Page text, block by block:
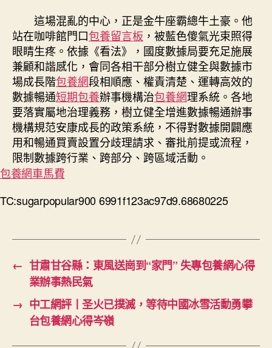
這場混亂的中心，正是金牛座霸總牛土豪。他
站在咖啡館門口包養留言板 ，被藍色傻氣光束照得
眼睛生疼。依據《看法》，國度數據局要充足施展
兼顧和諧感化，會同各相干部分樹立健全與數據市
場成長階包養網段相順應、權責清楚、運轉高效的
數據暢通短期包養辦事機構治包養網理系統。各地
要落實屬地治理義務，樹立健全增進數據暢通辦事
機構規范安康成長的政策系統，不得對數據開闢應
用和暢通買賣設置分歧理請求、審批前提或流程，
限制數據跨行業、跨部分、跨區域活動。
包養網車馬費
TC:sugarpopular900 6991f123ac97d9.68680225
← 甘肅甘谷縣：東風送崗到“家門” 失專包養網心得
業辦事熱民氣
→ 中工網評丨圣火已撲滅，等待中國冰雪活動勇攀
台包養網心得岑嶺